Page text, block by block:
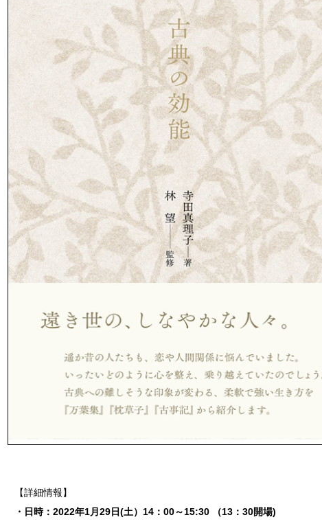
【詳細情報】
・日時：2022年1月29日(土）14：00～15:30 （13：30開場)